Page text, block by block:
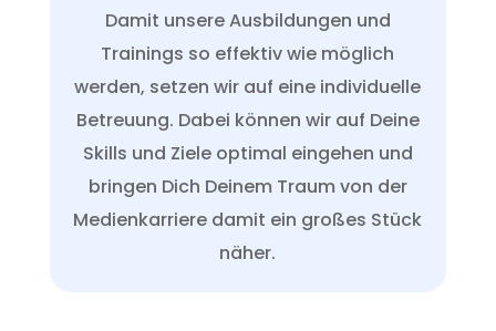
Damit unsere Ausbildungen und
Trainings so effektiv wie möglich
werden, setzen wir auf eine individuelle
Betreuung. Dabei können wir auf Deine
Skills und Ziele optimal eingehen und
bringen Dich Deinem Traum von der
Medienkarriere damit ein großes Stück
näher.